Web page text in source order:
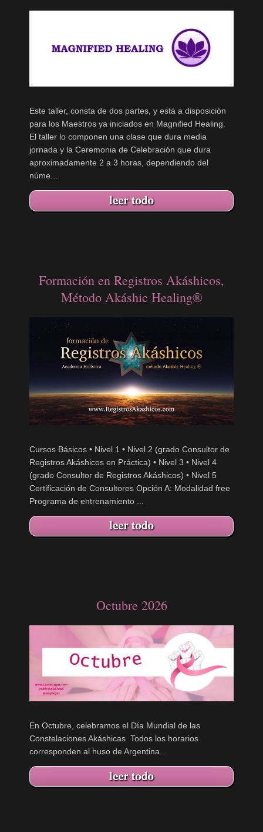
Este taller, consta de dos partes, y está a disposición
para los Maestros ya iniciados en Magnified Healing.
El taller lo componen una clase que dura media
jornada y la Ceremonia de Celebración que dura
aproximadamente 2 a 3 horas, dependiendo del
núme...
Formación en Registros Akáshicos,
Método Akáshic Healing®
Cursos Básicos • Nivel 1 • Nivel 2 (grado Consultor de
Registros Akáshicos en Práctica) • Nivel 3 • Nivel 4
(grado Consultor de Registros Akáshicos) • Nivel 5
Certificación de Consultores Opción A: Modalidad free
Programa de entrenamiento ...
Octubre 2026
En Octubre, celebramos el Día Mundial de las
Constelaciones Akáshicas. Todos los horarios
corresponden al huso de Argentina...